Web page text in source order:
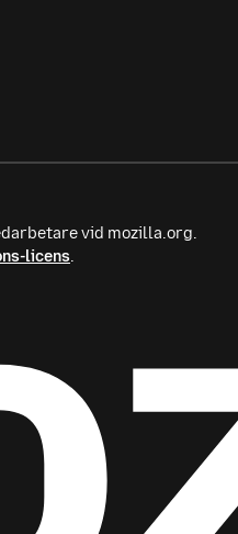
vid mozilla.org.
licens.